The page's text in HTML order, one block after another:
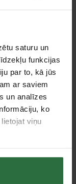
saturu un
funkcijas
par to, kā jūs
ar saviem
un analīzes
ko
viņu